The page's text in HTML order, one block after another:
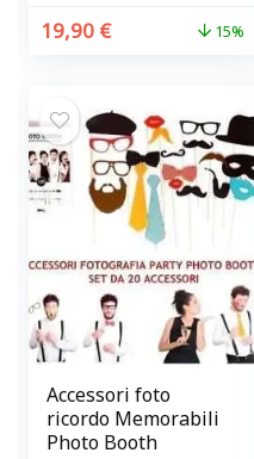
19,90 € 15%
Accessori foto
ricordo Memorabili
Photo Booth